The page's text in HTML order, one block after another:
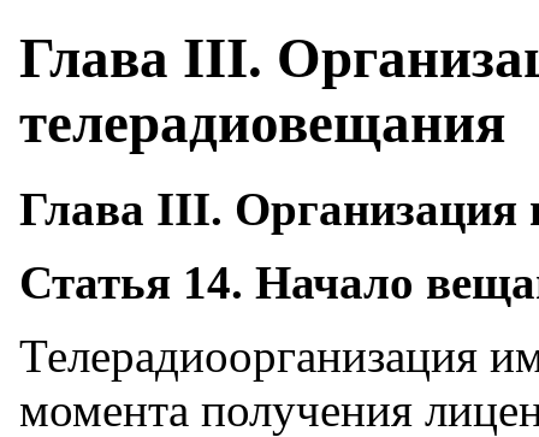
Глава III.
телерадиовещания
Глава III. Организация
Статья 14. Начало
Телерадиоорганизация
момента получения